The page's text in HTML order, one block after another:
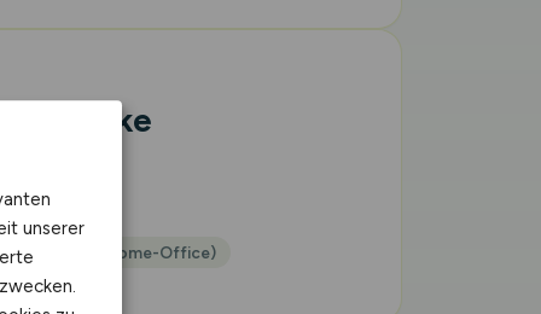
KG
Vor Ort (kein Home-Office)
unserer